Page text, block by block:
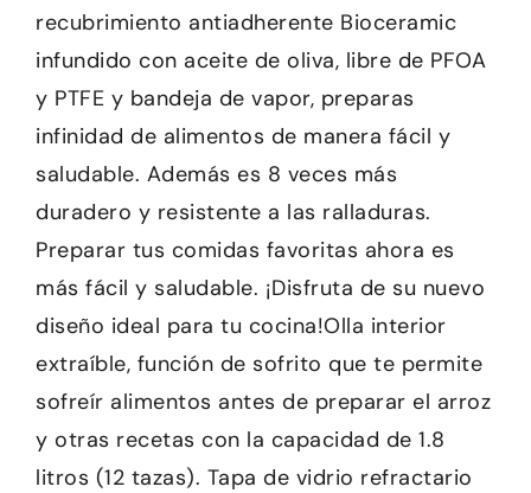
recubrimiento antiadherente Bioceramic
infundido con aceite de oliva, libre de PFOA
y PTFE y bandeja de vapor, preparas
infinidad de alimentos de manera fácil y
saludable. Además es 8 veces más
duradero y resistente a las ralladuras.
Preparar tus comidas favoritas ahora es
más fácil y saludable. ¡Disfruta de su nuevo
diseño ideal para tu cocina!Olla interior
extraíble, función de sofrito que te permite
sofreír alimentos antes de preparar el arroz
y otras recetas con la capacidad de 1.8
litros (12 tazas). Tapa de vidrio refractario